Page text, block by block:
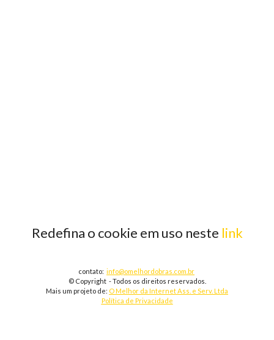
Redefina o cookie em uso neste link
contato: info@omelhordobras.com.br
© Copyright - Todos os direitos reservados.
Mais um projeto de: O Melhor da Internet Ass. e Serv. Ltda
Política de Privacidade